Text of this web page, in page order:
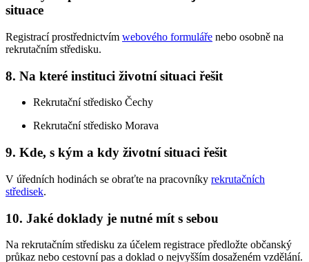
situace
Registrací prostřednictvím webového formuláře nebo osobně na
rekrutačním středisku.
8. Na které instituci životní situaci řešit
Rekrutační středisko Čechy
Rekrutační středisko Morava
9. Kde, s kým a kdy životní situaci řešit
V úředních hodinách se obraťte na pracovníky rekrutačních
středisek.
10. Jaké doklady je nutné mít s sebou
Na rekrutačním středisku za účelem registrace předložte občanský
průkaz nebo cestovní pas a doklad o nejvyšším dosaženém vzdělání.